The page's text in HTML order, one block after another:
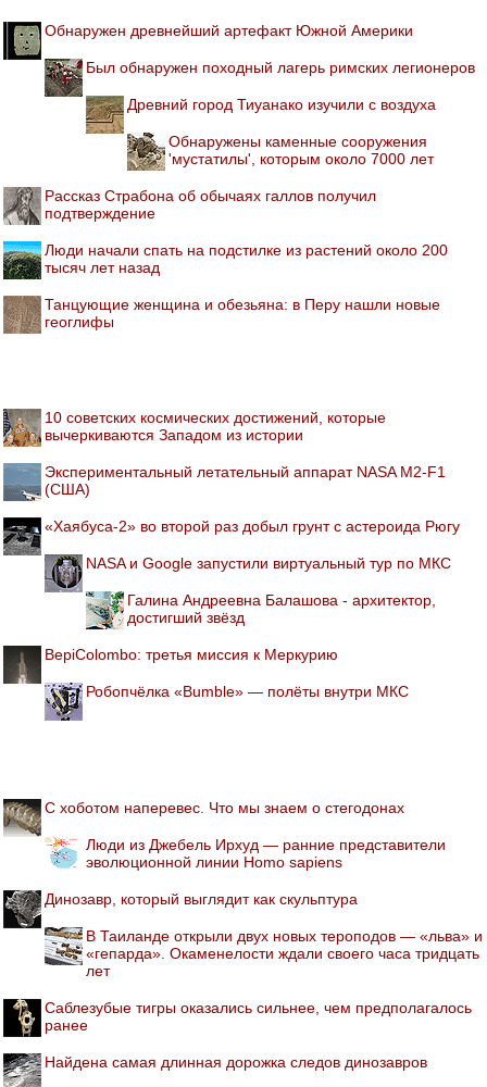
Обнаружен древнейший артефакт Южной Америки
Был обнаружен походный лагерь римских легионеров
Древний город Тиуанако изучили с воздуха
Обнаружены каменные сооружения
'мустатилы', которым около 7000 лет
Рассказ Страбона об обычаях галлов получил
подтверждение
Люди начали спать на подстилке из растений около 200
тысяч лет назад
Танцующие женщина и обезьяна: в Перу нашли новые
геоглифы
10 советских космических достижений, которые
вычеркиваются Западом из истории
Экспериментальный летательный аппарат NASA M2-F1
(США)
«Хаябуса-2» во второй раз добыл грунт с астероида Рюгу
NASA и Google запустили виртуальный тур по МКС
Галина Андреевна Балашова - архитектор,
достигший звёзд
BepiColombo: третья миссия к Меркурию
Робопчёлка «Bumble» — полёты внутри МКС
С хоботом наперевес. Что мы знаем о стегодонах
Люди из Джебель Ирхуд — ранние представители
эволюционной линии Homo sapiens
Динозавр, который выглядит как скульптура
В Таиланде открыли двух новых тероподов — «льва» и
«гепарда». Окаменелости ждали своего часа тридцать
лет
Саблезубые тигры оказались сильнее, чем предполагалось
ранее
Найдена самая длинная дорожка следов динозавров